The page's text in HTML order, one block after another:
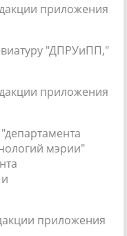
приложения
"ДПРУиПП,"
приложения
мэрии"
приложения